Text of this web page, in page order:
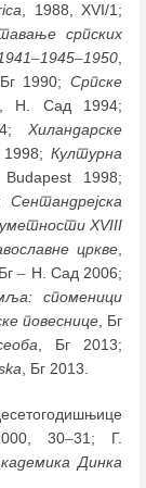
, 1988, XVI/1;
српских
–1945–1950,
1990;Српске
Н. Сад 1994;
Хиландарске
Културна
1998;
Сентандрејска
уметности XVIII
цркве,
– Н. Сад 2006;
споменици
повеснице, Бг
, Бг 2013;
, Бг 2013.
30–31; Г.
Динка